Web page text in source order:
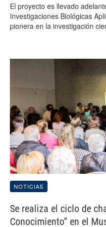
El proyecto es llevado
Investigaciones Biológicas
pionera en la investigación
NOTICIAS
Se realiza el ciclo de
Conocimiento” en el